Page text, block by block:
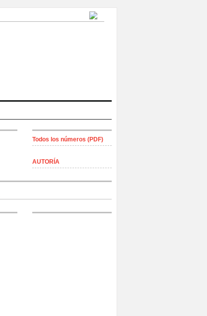
Todos los números (PDF)
AUTORÍA